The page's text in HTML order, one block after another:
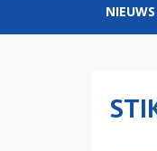
NIEUWS